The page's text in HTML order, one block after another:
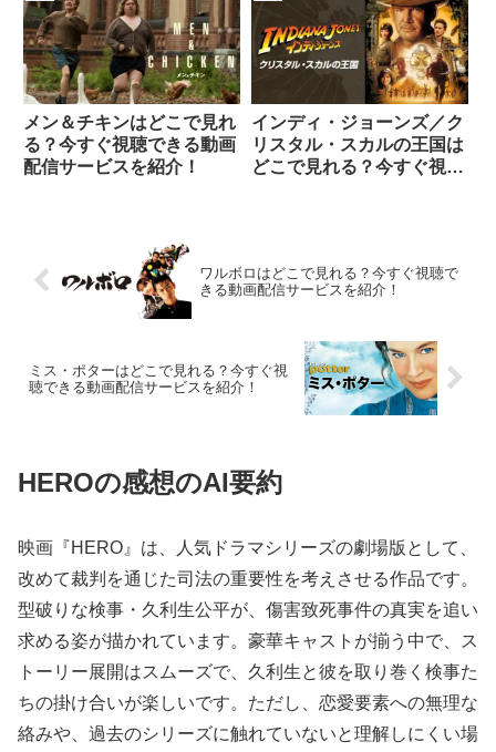
メン＆チキンはどこで見れ
る？今すぐ視聴できる動画
配信サービスを紹介！
インディ・ジョーンズ／ク
リスタル・スカルの王国は
どこで見れる？今すぐ視聴
ワルボロはどこで見れる？今すぐ視聴で
きる動画配信サービスを紹介！
ミス・ポターはどこで見れる？今すぐ視
聴できる動画配信サービスを紹介！
HEROの感想のAI要約
映画『HERO』は、人気ドラマシリーズの劇場版として、
改めて裁判を通じた司法の重要性を考えさせる作品です。
型破りな検事・久利生公平が、傷害致死事件の真実を追い
求める姿が描かれています。豪華キャストが揃う中で、ス
トーリー展開はスムーズで、久利生と彼を取り巻く検事た
ちの掛け合いが楽しいです。ただし、恋愛要素への無理な
絡みや、過去のシリーズに触れていないと理解しにくい場